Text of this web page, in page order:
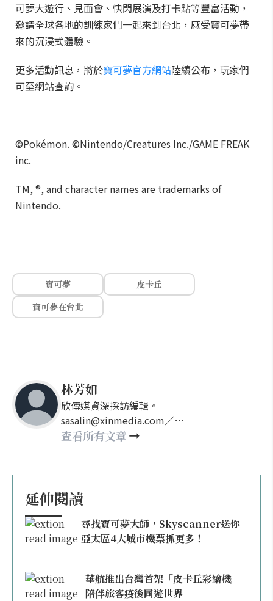
可夢大遊行、見面會、快閃展演及打卡點等豐富活動，
邀請全球各地的訓練家們一起來到台北，感受寶可夢帶
來的沉浸式體驗。
更多活動訊息，將於寶可夢官方網站陸續公布，玩家們
可至網站查詢。
©Pokémon. ©Nintendo/Creatures Inc./GAME FREAK
inc.
TM, ®, and character names are trademarks of
Nintendo.
寶可夢
皮卡丘
寶可夢在台北
林芳如
欣傳媒資深採訪編輯。
sasalin@xinmedia.com／
happy21917@gmail.com
查看所有文章
延伸閱讀
尋找寶可夢大師，Skyscanner送你
亞太區4大城市機票抓更多！
華航推出台灣首架「皮卡丘彩繪機」
陪伴旅客疫後同遊世界